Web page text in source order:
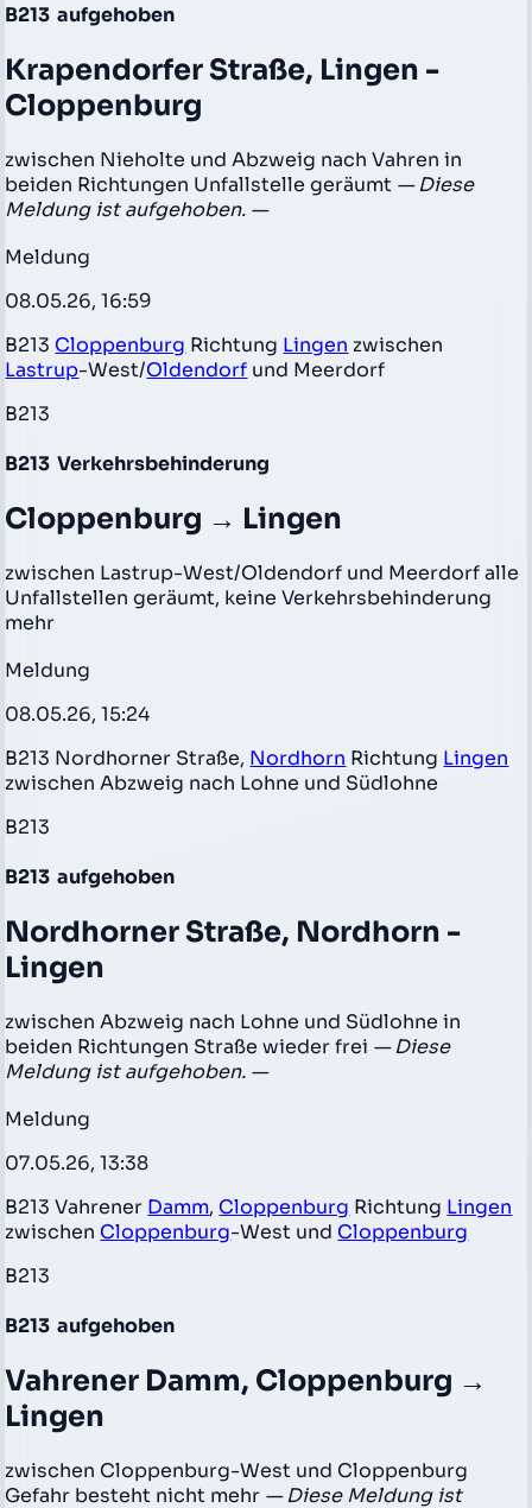
B213 aufgehoben
Krapendorfer Straße, Lingen -
Cloppenburg
zwischen Nieholte und Abzweig nach Vahren in
beiden Richtungen Unfallstelle geräumt — Diese
Meldung ist aufgehoben. —
Meldung
08.05.26, 16:59
B213 Cloppenburg Richtung Lingen zwischen
Lastrup-West/Oldendorf und Meerdorf
B213
B213 Verkehrsbehinderung
Cloppenburg → Lingen
zwischen Lastrup-West/Oldendorf und Meerdorf alle
Unfallstellen geräumt, keine Verkehrsbehinderung
mehr
Meldung
08.05.26, 15:24
B213 Nordhorner Straße, Nordhorn Richtung Lingen
zwischen Abzweig nach Lohne und Südlohne
B213
B213 aufgehoben
Nordhorner Straße, Nordhorn -
Lingen
zwischen Abzweig nach Lohne und Südlohne in
beiden Richtungen Straße wieder frei — Diese
Meldung ist aufgehoben. —
Meldung
07.05.26, 13:38
B213 Vahrener Damm, Cloppenburg Richtung Lingen
zwischen Cloppenburg-West und Cloppenburg
B213
B213 aufgehoben
Vahrener Damm, Cloppenburg →
Lingen
zwischen Cloppenburg-West und Cloppenburg
Gefahr besteht nicht mehr — Diese Meldung ist